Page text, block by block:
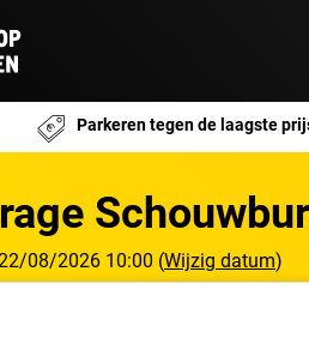
Parkeren tegen de laagste
08/2026 10:00 (Wijzig datum)